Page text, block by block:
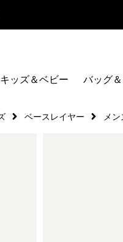
キッズ＆ベビー バッグ
ベースレイヤー メ